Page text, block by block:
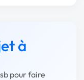
à
pour faire